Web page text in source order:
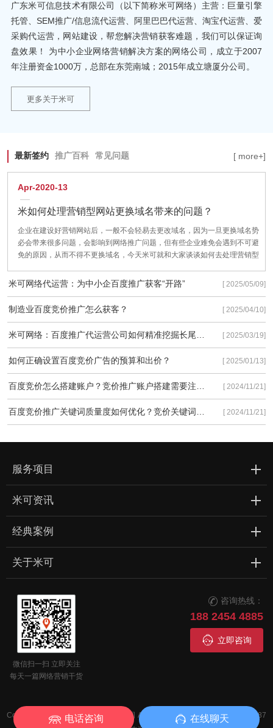
广东米可信息技术有限公司（以下简称米可网络）主营：巨量引擎
托管、SEM推广/信息流代运营、阿里巴巴代运营、淘宝代运营、爱
采购代运营，网站建设，帮您解决营销获客难题，我们可以保证询
盘效果！ 为中小企业网络营销解决方案的网络公司，成立于2007
年注册资金1000万，总部在东莞南城；2015年成立塘厦分公司。
更多关于米可
最新签约 推广百科 常见问题 [ more+]
Apr-2020-13
米如何处理营销型网站更换域名带来的问题？
企业在建设好营销网站后，一般不会轻易去更改域名，因为一旦更换域名势
必会带来很多问题，会影响到网络推广问题，但有些企业难免会遇到不可避
免的原因，从而不得不更换域名，今天米可就和大家谈谈如何去处理营销型
米可网络代运营：为中小企百度推广获客“开路” [ 2025/05/09]
制造业百度竞价推广怎么获客？ [ 2025/04/10]
[ 2025/03/19]
如何正确设置百度竞价广告的预算和出价？ [ 2025/01/13]
[ 2024/11/21]
[ 2024/11/21]
电话咨询 在线聊天
服务项目
米可资讯
经典案例
关于米可
微信扫一扫 立即关注
每天一篇网络营销干货
 咨询热线：
188 2454 4885
 立即咨询
Copyright © 广东米可信息技术有限公司 All Rights Reserved粤ICP备13016987